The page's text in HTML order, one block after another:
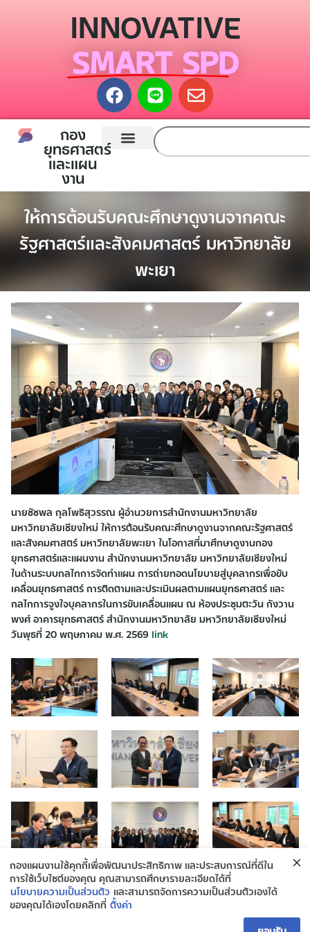
INNOVATIVE
SMART SPD
กอง
ยุทธศาสตร์
และแผน
งาน
ให้การต้อนรับคณะศึกษาดูงานจากคณะ
รัฐศาสตร์และสังคมศาสตร์ มหาวิทยาลัย
พะเยา
นายชัชพล กุลโพธิสุวรรณ ผู้อำนวยการสำนักงานมหาวิทยาลัย
มหาวิทยาลัยเชียงใหม่ ให้การต้อนรับคณะศึกษาดูงานจากคณะรัฐศาสตร์
และสังคมศาสตร์ มหาวิทยาลัยพะเยา ในโอกาสที่มาศึกษาดูงานกอง
ยุทธศาสตร์และแผนงาน สำนักงานมหาวิทยาลัย มหาวิทยาลัยเชียงใหม่
ในด้านระบบกลไกการจัดทำแผน การถ่ายทอดนโยบายสู่บุคลากรเพื่อขับ
เคลื่อนยุทธศาสตร์ การติดตามและประเมินผลตามแผนยุทธศาสตร์ และ
กลไกการจูงใจบุคลากรในการขับเคลื่อนแผน ณ ห้องประชุมตะวัน กังวาน
พงศ์ อาคารยุทธศาสตร์ สำนักงานมหาวิทยาลัย มหาวิทยาลัยเชียงใหม่
วันพุธที่ 20 พฤษภาคม พ.ศ. 2569 link
กองแผนงานใช้คุกกี้เพื่อพัฒนาประสิทธิภาพ และประสบการณ์ที่ดีใน
การใช้เว็บไซต์ของคุณ คุณสามารถศึกษารายละเอียดได้ที่
นโยบายความเป็นส่วนตัว และสามารถจัดการความเป็นส่วนตัวเองได้
ของคุณได้เองโดยคลิกที่ ตั้งค่า